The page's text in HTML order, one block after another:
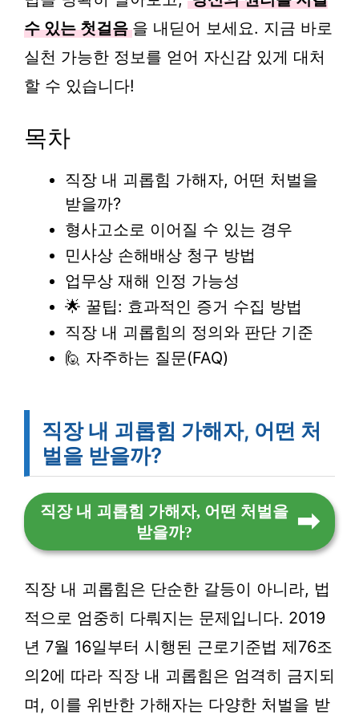
수 있는 첫걸음 을 내딛어 보세요. 지금 바로
실천 가능한 정보를 얻어 자신감 있게 대처
할 수 있습니다!
목차
직장 내 괴롭힘 가해자, 어떤 처벌을
받을까?
형사고소로 이어질 수 있는 경우
민사상 손해배상 청구 방법
업무상 재해 인정 가능성
🌟 꿀팁: 효과적인 증거 수집 방법
직장 내 괴롭힘의 정의와 판단 기준
🙋 자주하는 질문(FAQ)
직장 내 괴롭힘 가해자, 어떤 처
벌을 받을까?
직장 내 괴롭힘 가해자, 어떤 처벌을
받을까?
직장 내 괴롭힘은 단순한 갈등이 아니라, 법
적으로 엄중히 다뤄지는 문제입니다. 2019
년 7월 16일부터 시행된 근로기준법 제76조
의2에 따라 직장 내 괴롭힘은 엄격히 금지되
며, 이를 위반한 가해자는 다양한 처벌을 받